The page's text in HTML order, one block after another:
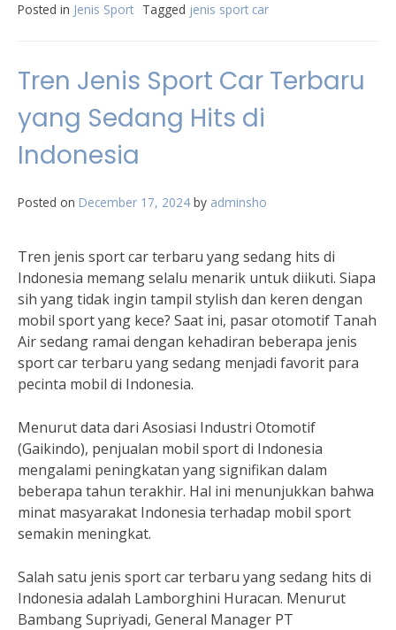
Posted in Jenis Sport Tagged jenis sport car
Tren Jenis Sport Car Terbaru
yang Sedang Hits di
Indonesia
Posted on December 17, 2024 by adminsho
Tren jenis sport car terbaru yang sedang hits di
Indonesia memang selalu menarik untuk diikuti. Siapa
sih yang tidak ingin tampil stylish dan keren dengan
mobil sport yang kece? Saat ini, pasar otomotif Tanah
Air sedang ramai dengan kehadiran beberapa jenis
sport car terbaru yang sedang menjadi favorit para
pecinta mobil di Indonesia.
Menurut data dari Asosiasi Industri Otomotif
(Gaikindo), penjualan mobil sport di Indonesia
mengalami peningkatan yang signifikan dalam
beberapa tahun terakhir. Hal ini menunjukkan bahwa
minat masyarakat Indonesia terhadap mobil sport
semakin meningkat.
Salah satu jenis sport car terbaru yang sedang hits di
Indonesia adalah Lamborghini Huracan. Menurut
Bambang Supriyadi, General Manager PT